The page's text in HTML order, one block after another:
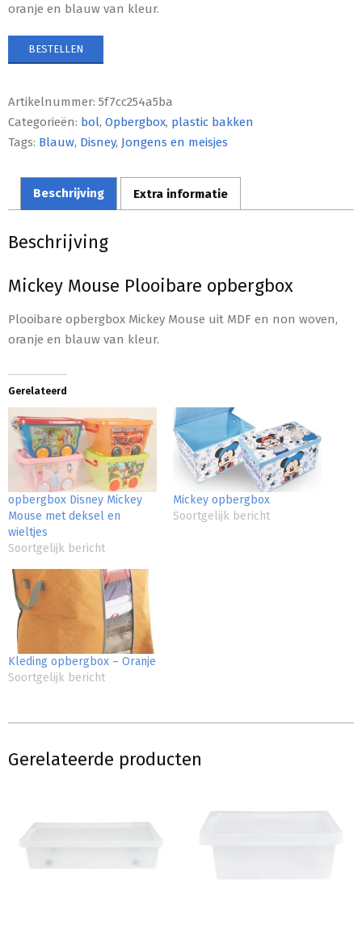
oranje en blauw van kleur.
BESTELLEN
Artikelnummer: 5f7cc254a5ba
Categorieën: bol, Opbergbox, plastic bakken
Tags: Blauw, Disney, Jongens en meisjes
Beschrijving Extra informatie
Beschrijving
Mickey Mouse Plooibare opbergbox
Plooibare opbergbox Mickey Mouse uit MDF en non woven,
oranje en blauw van kleur.
Gerelateerd
opbergbox Disney Mickey
Mouse met deksel en
wieltjes
Soortgelijk bericht
Mickey opbergbox
Soortgelijk bericht
Kleding opbergbox – Oranje
Soortgelijk bericht
Gerelateerde producten